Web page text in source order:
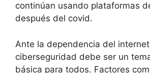
continúan usando plataformas
después del covid.
Ante la dependencia del
ciberseguridad debe ser un
básica para todos. Factores